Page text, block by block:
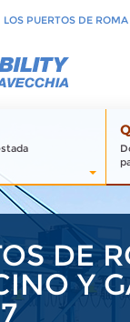
LOS PUERTOS DE ROMA
DE
Y